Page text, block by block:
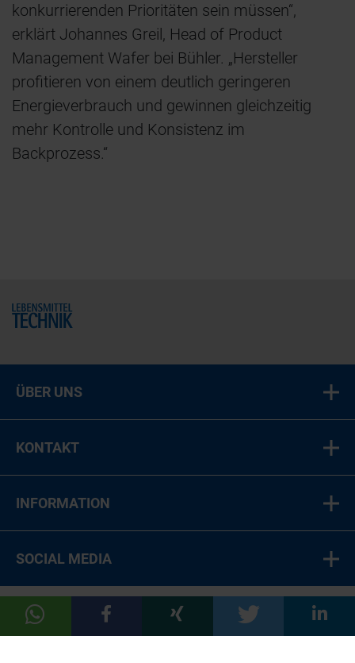
konkurrierenden Prioritäten sein müssen“,
erklärt Johannes Greil, Head of Product
Management Wafer bei Bühler. „Hersteller
profitieren von einem deutlich geringeren
Energieverbrauch und gewinnen gleichzeitig
mehr Kontrolle und Konsistenz im
Backprozess.“
Home
ÜBER UNS
KONTAKT
INFORMATION
SOCIAL MEDIA
© 2026 LT Food Medien-Verlag GmbH